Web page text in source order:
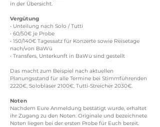
in der Übersicht.
Vergütung
• Unteilung nach Solo / Tutti
• 60/50€ je Probe
• 150/140€ Tagessatz für Konzerte sowie Reisetage
nach/von BaWü
• Transfers, Unterkunft in BaWü sind gestellt
Das macht zum Beispiel nach aktuellen
Planungsstand für alle Termine bei Stimmführenden
2220€, Solobläser 2100€, Tutti-Streicher 2030€.
Noten
Nachdem Eure Anmeldung bestätigt wurde, erhaltet
ihr Zugang zu den Noten. Originale und bezeichnete
Noten liegen bei der ersten Probe für Euch bereit.